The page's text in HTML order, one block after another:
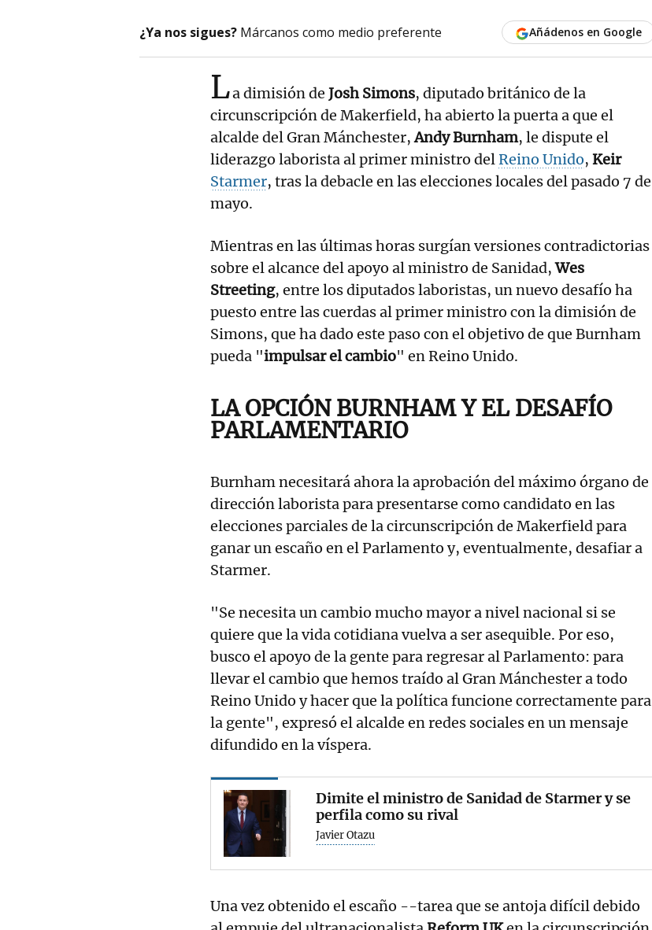
¿Ya nos sigues? Márcanos como medio preferente Añádenos en Google
La dimisión de Josh Simons, diputado británico de la
circunscripción de Makerfield, ha abierto la puerta a que el
alcalde del Gran Mánchester,Andy Burnham, le dispute el
liderazgo laborista al primer ministro delReino Unido, Keir
Starmer, tras la debacle en las elecciones locales del pasado 7 de
mayo.
Mientras en las últimas horas surgían versiones contradictorias
sobre el alcance del apoyo al ministro de Sanidad,Wes
Streeting, entre los diputados laboristas, un nuevo desafío ha
puesto entre las cuerdas al primer ministro con la dimisión de
Simons, que ha dado este paso con el objetivo de que Burnham
pueda "impulsar el cambio" en Reino Unido.
LA OPCIÓN BURNHAM Y EL DESAFÍO
PARLAMENTARIO
Burnham necesitará ahora la aprobación del máximo órgano de
dirección laborista para presentarse como candidato en las
elecciones parciales de la circunscripción de Makerfield para
ganar un escaño en el Parlamento y, eventualmente, desafiar a
Starmer.
"Se necesita un cambio mucho mayor a nivel nacional si se
quiere que la vida cotidiana vuelva a ser asequible. Por eso,
busco el apoyo de la gente para regresar al Parlamento: para
llevar el cambio que hemos traído al Gran Mánchester a todo
Reino Unido y hacer que la política funcione correctamente para
la gente", expresó el alcalde en redes sociales en un mensaje
difundido en la víspera.
Dimite el ministro de Sanidad de Starmer y se
perfila como su rival
Javier Otazu
Una vez obtenido el escaño --tarea que se antoja difícil debido